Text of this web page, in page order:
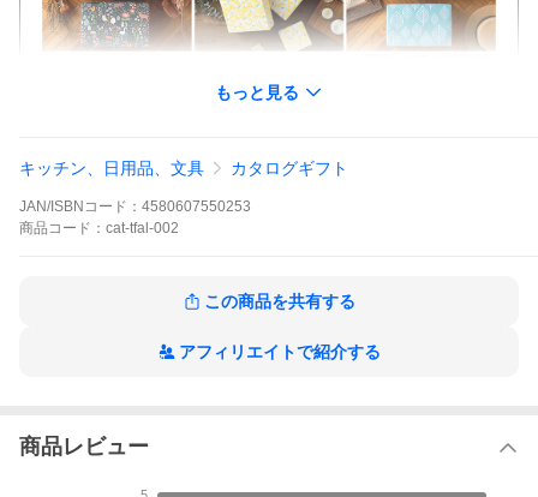
もっと見る
キッチン、日用品、文具 カタログギフト
JAN/ISBNコード： 4580607550253
商品 コード： cat-tfal-002
この商品を共有する
アフィリエイトで紹介する
商品レビュー